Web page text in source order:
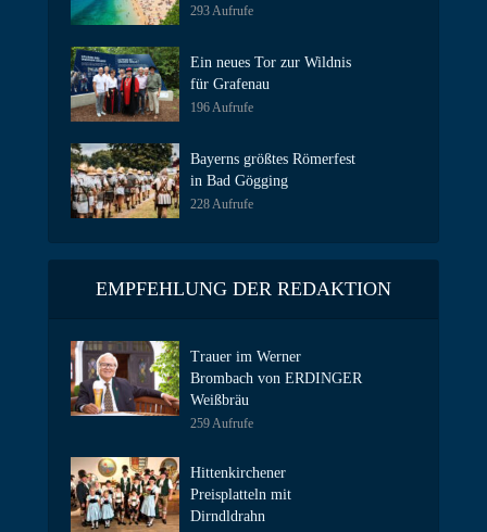
293 Aufrufe
Ein neues Tor zur Wildnis
für Grafenau
196 Aufrufe
Bayerns größtes Römerfest
in Bad Gögging
228 Aufrufe
EMPFEHLUNG DER REDAKTION
Trauer im Werner
Brombach von ERDINGER
Weißbräu
259 Aufrufe
Hittenkirchener
Preisplatteln mit
Dirndldrahn